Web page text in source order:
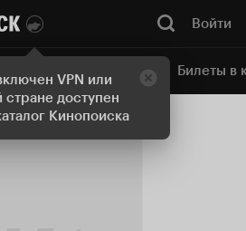
VPN или
стране доступен
Кинопоиска
Войти
Онлайн-кинотеатр Билеты в